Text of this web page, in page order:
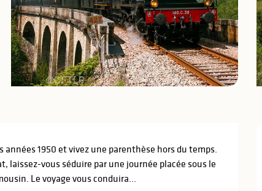
1950 et vivez une parenthèse hors du temps.
laissez-vous séduire par une journée placée sous le
Le voyage vous conduira...